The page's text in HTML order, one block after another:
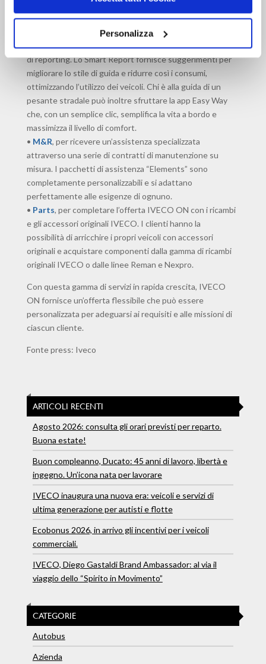
Personalizza
che meritano nel caso in cui si renda necessaria
un’operazione di riparazione.
, per garantire a proprietari e autisti la massima
tranquillità attraverso il monitoraggio dei veicoli e servizi
di reporting. Lo Smart Report fornisce suggerimenti per
migliorare lo stile di guida e ridurre così i consumi,
ottimizzando l’utilizzo dei veicoli. Chi è alla guida di un
pesante stradale può inoltre sfruttare la app Easy Way
che, con un semplice clic, semplifica la vita a bordo e
massimizza il livello di comfort.
• M&R, per ricevere un’assistenza specializzata
attraverso una serie di contratti di manutenzione su
misura. I pacchetti di assistenza “Elements” sono
completamente personalizzabili e si adattano
perfettamente alle esigenze di ognuno.
• Parts, per completare l’offerta IVECO ON con i ricambi
e gli accessori originali IVECO. I clienti hanno la
possibilità di arricchire i propri veicoli con accessori
originali e acquistare componenti dalla gamma di ricambi
originali IVECO o dalle linee Reman e Nexpro.
Con questa gamma di servizi in rapida crescita, IVECO
ON fornisce un’offerta flessibile che può essere
personalizzata per adeguarsi ai requisiti e alle missioni di
ciascun cliente.
Fonte press: Iveco
ARTICOLI RECENTI
Agosto 2026: consulta gli orari previsti per reparto.
Buona estate!
Buon compleanno, Ducato: 45 anni di lavoro, libertà e
ingegno. Un’icona nata per lavorare
IVECO inaugura una nuova era: veicoli e servizi di
ultima generazione per autisti e flotte
Ecobonus 2026, in arrivo gli incentivi per i veicoli
commerciali.
IVECO, Diego Gastaldi Brand Ambassador: al via il
viaggio dello “Spirito in Movimento”
CATEGORIE
Autobus
Azienda